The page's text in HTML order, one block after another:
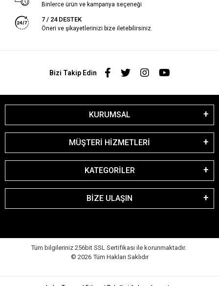
Binlerce ürün ve kampanya seçeneği
7 / 24 DESTEK
Öneri ve şikayetlerinizi bize iletebilirsiniz.
Bizi Takip Edin
KURUMSAL
MÜŞTERİ HİZMETLERİ
KATEGORİLER
BİZE ULAŞIN
Tüm bilgileriniz 256bit SSL Sertifikası ile korunmaktadır.
© 2026 Tüm Hakları Saklıdır